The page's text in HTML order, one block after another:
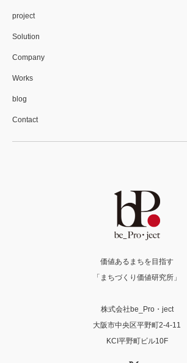
project
Solution
Company
Works
blog
Contact
価値あるまちを目指す
「まちづくり価値研究所」
株式会社be_Pro・ject
大阪市中央区平野町2-4-11
KCI平野町ビル10F